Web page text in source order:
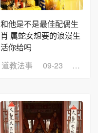
和他是不是最佳配偶生
肖 属蛇女想要的浪漫生
活你给吗
道教法事
09-23 浏览